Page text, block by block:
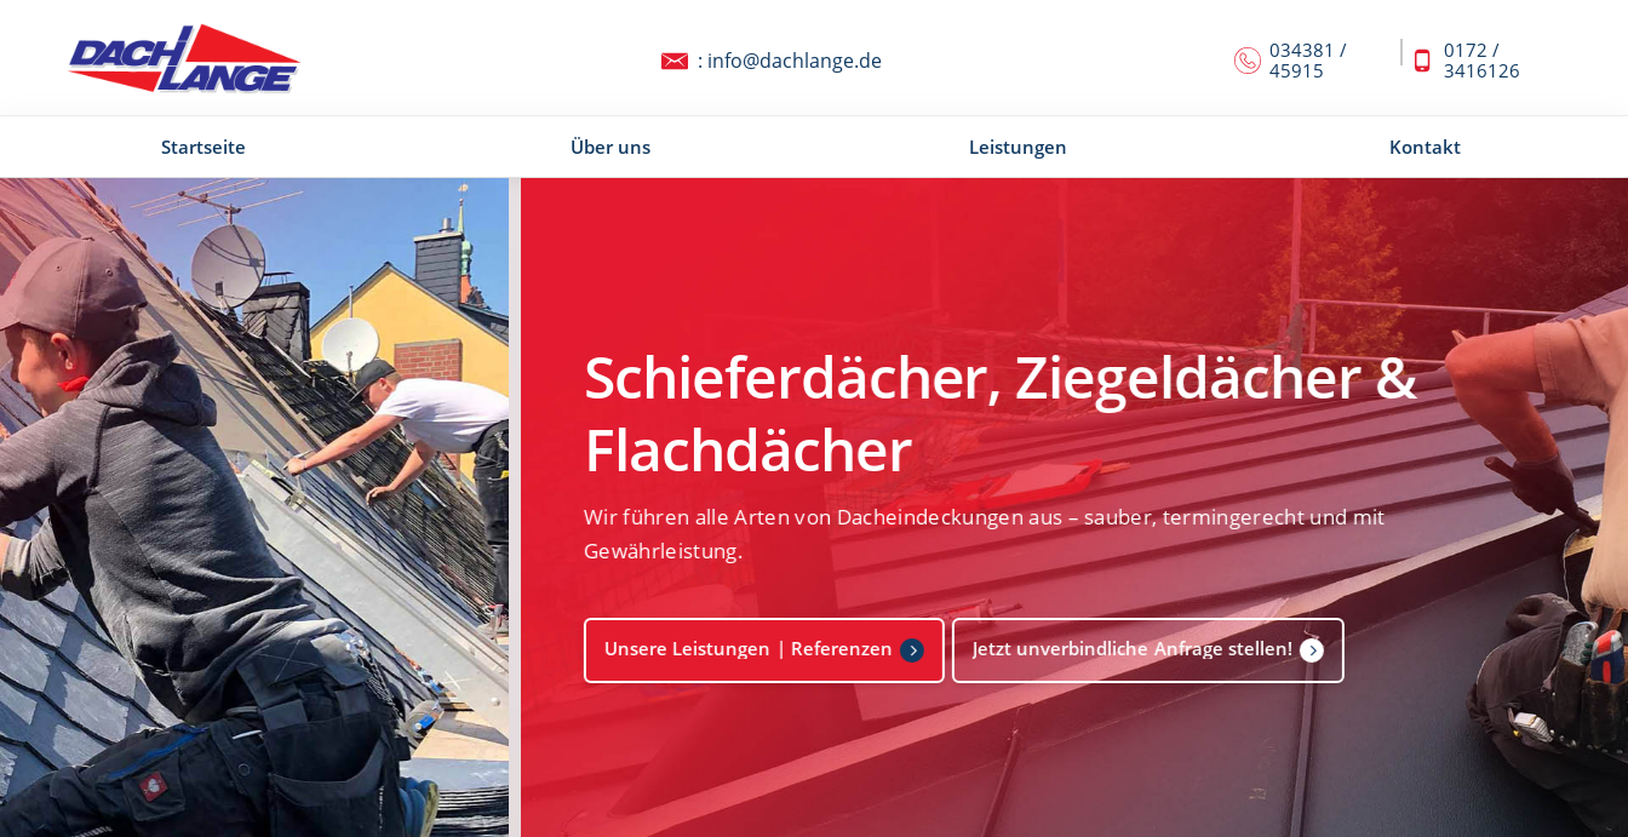
: info@dachlange.de
034381 /
45915
0172 /
3416126
Startseite Über uns Leistungen Kontakt
Schieferdächer, Ziegeldächer &
Flachdächer
Wir führen alle Arten von Dacheindeckungen aus – sauber, termingerecht und mit
Gewährleistung.
Unsere Leistungen | Referenzen Jetzt unverbindliche Anfrage stellen!